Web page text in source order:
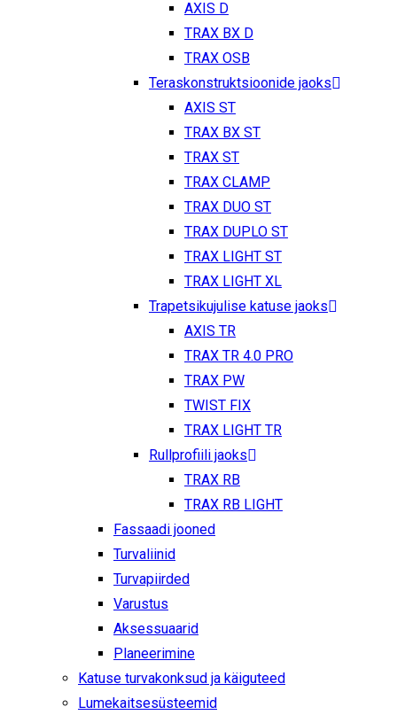
AXIS D
TRAX BX D
TRAX OSB
Teraskonstruktsioonide jaoks
AXIS ST
TRAX BX ST
TRAX ST
TRAX CLAMP
TRAX DUO ST
TRAX DUPLO ST
TRAX LIGHT ST
TRAX LIGHT XL
Trapetsikujulise katuse jaoks
AXIS TR
TRAX TR 4.0 PRO
TRAX PW
TWIST FIX
TRAX LIGHT TR
Rullprofiili jaoks
TRAX RB
TRAX RB LIGHT
Fassaadi jooned
Turvaliinid
Turvapiirded
Varustus
Aksessuaarid
Planeerimine
Katuse turvakonksud ja käiguteed
Lumekaitsesüsteemid